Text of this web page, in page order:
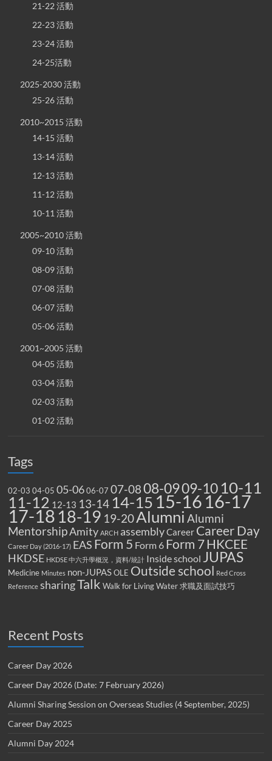
21-22 活動
22-23 活動
23-24 活動
24-25活動
2025-2030 活動
25-26 活動
2010~2015 活動
14-15 活動
13-14 活動
12-13 活動
11-12 活動
10-11 活動
2005~2010 活動
09-10 活動
08-09 活動
07-08 活動
06-07 活動
05-06 活動
2001~2005 活動
04-05 活動
03-04 活動
02-03 活動
01-02 活動
Tags
02-03 04-05 05-06 06-07 07-0808-0909-10 10-11
11-12 12-13 13-14 14-15 15-16 16-17
17-18 18-19 19-20Alumni Alumni
MentorshipAmity ARCH assemblyCareer Career Day
Career Day (2016-17) EAS Form 5 Form 6 Form 7HKCEE
HKDSE HKDSE 中六升學概況，資料/統計 Inside school JUPAS
Medicine Minutes non-JUPAS OLE Outside school Red Cross
Reference sharingTalk Walk for Living Water 求職及面試技巧
Recent Posts
Career Day 2026
Career Day 2026 (Date: 7 February 2026)
Alumni Sharing Session on Overseas Studies (4 September, 2025)
Career Day 2025
Alumni Day 2024